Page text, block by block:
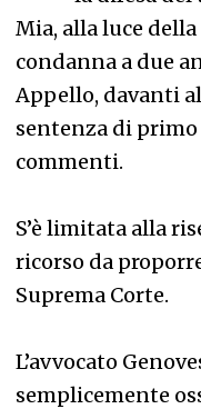
Mia, alla luce
condanna a due
Appello, davanti
sentenza di primo
commenti.
S’è limitata alla
ricorso da
Suprema Corte.
L’avvocato
semplicemente